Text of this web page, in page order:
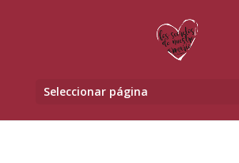
Seleccionar página